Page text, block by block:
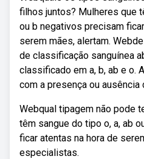
filhos juntos? Mulheres que
ou b negativos precisam
serem mães, alertam.
de classificação sanguínea
classificado em a, b, ab e o.
com a presença ou ausência
Webqual tipagem não pode
têm sangue do tipo o, a, ab
ficar atentas na hora de
especialistas.